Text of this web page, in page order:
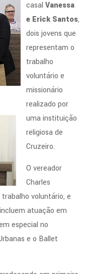
casal Vanessa
e Erick Santos,
dois jovens que
representam o
trabalho
voluntário e
missionário
realizado por
uma instituição
religiosa de
Cruzeiro.
O vereador
Charles
voluntário, e
atuação em
especial no
e o Ballet